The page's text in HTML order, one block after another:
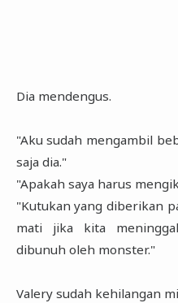
Dia mendengus.
"Aku sudah mengambil
saja dia."
"Apakah saya harus
"Kutukan yang diberikan
mati jika kita
dibunuh oleh monster."
Valery sudah kehilangan